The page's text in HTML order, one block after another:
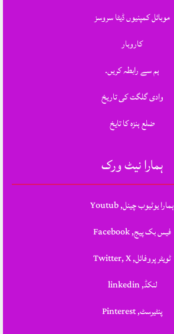
موبائل کمپنیوں ڈیٹا سروسز
کاروبار
ہم سے رابطہ کریں.
وادی گلگت کی تاریخ
ضلع ہنزہ کا تایخ
ہمارا نیٹ ورک
ہمارا یوٹیوب چینل, Youtub
فیس بک پیج, Facebook
ٹویٹر پروفائل, Twitter, X
لنکڈ, linkedin
پنٹیرسٹ, Pinterest